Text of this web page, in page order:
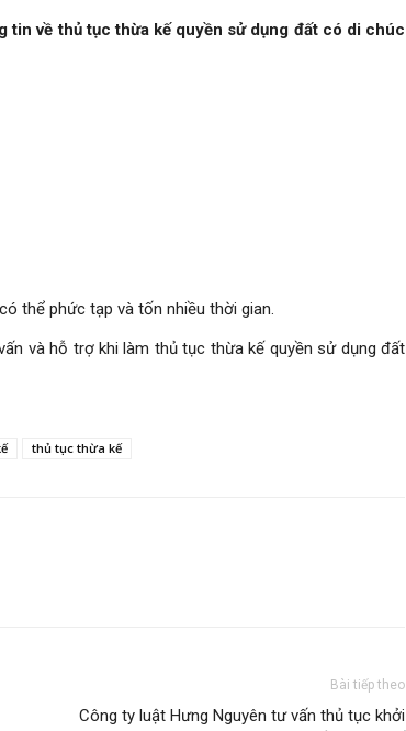
tin về thủ tục thừa kế quyền sử dụng đất có di chúc
thể phức tạp và tốn nhiều thời gian.
và hỗ trợ khi làm thủ tục thừa kế quyền sử dụng đất
thủ tục thừa kế
Bài tiếp theo
Công ty luật Hưng Nguyên tư vấn thủ tục khởi